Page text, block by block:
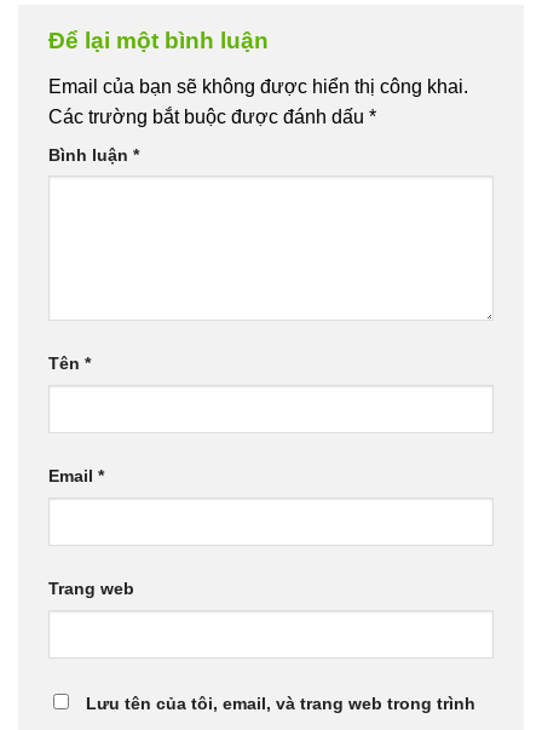
Để lại một bình luận
Email của bạn sẽ không được hiển thị công khai.
Các trường bắt buộc được đánh dấu *
Bình luận *
Tên *
Email *
Trang web
Lưu tên của tôi, email, và trang web trong trình